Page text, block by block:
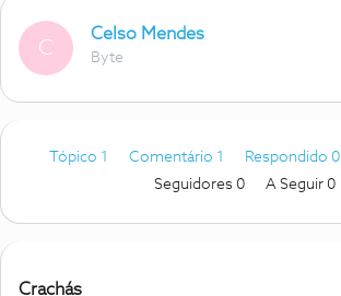
C
Celso Mendes
Byte
Tópico 1 Comentário 1 Respondido 0
Seguidores 0 A Seguir 0
Crachás